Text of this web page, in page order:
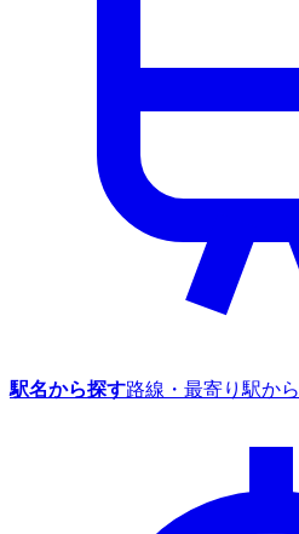
駅名から探す路線・最寄り駅から